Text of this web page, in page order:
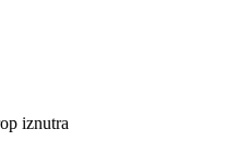
iznutra